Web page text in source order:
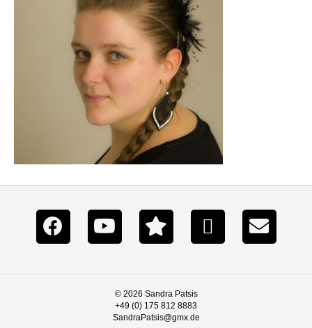
© 2026 Sandra Patsis
+49 (0) 175 812 8883
SandraPatsis@gmx.de